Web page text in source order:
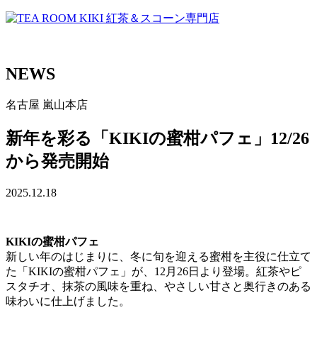
NEWS
名古屋 嵐山本店
新年を彩る「KIKIの蜜柑パフェ」12/26
から発売開始
2025.12.18
KIKIの蜜柑パフェ
新しい年のはじまりに、冬に旬を迎える蜜柑を主役に仕立て
た「KIKIの蜜柑パフェ」が、12月26日より登場。紅茶やピ
スタチオ、抹茶の風味を重ね、やさしい甘さと奥行きのある
味わいに仕上げました。